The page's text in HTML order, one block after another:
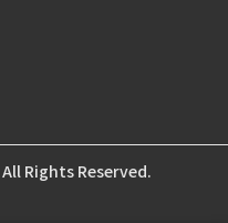
All Rights Reserved.